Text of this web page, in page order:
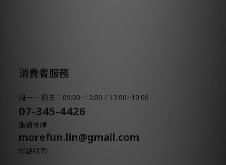
消費者服務
周一 ~ 周五：09:00~12:00 / 13:00~19:00
07-345-4426
服務專線
morefun.lin@gmail.com
聯絡我們